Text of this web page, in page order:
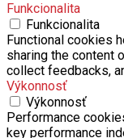
Funkcionalita
Funkcionalita
Functional cookies
sharing the content
collect feedbacks,
Výkonnosť
Výkonnosť
Performance
key performance